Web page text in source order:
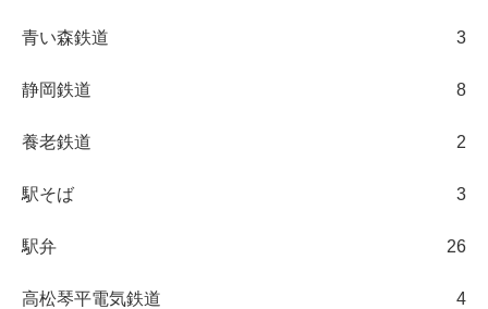
青い森鉄道 3
静岡鉄道 8
養老鉄道 2
駅そば 3
駅弁 26
高松琴平電気鉄道 4